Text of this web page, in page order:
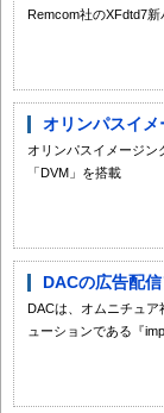
Remcom社のXFdtd7
オリンパスイ
オリンパスイメージン
「DVM」を搭載
DACの広告配
DACは、オムニチュ
ューションである『